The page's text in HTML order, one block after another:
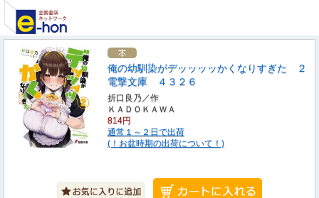
俺の幼馴染がデッッッッかくなりすぎた ２
電撃文庫 ４３２６
折口良乃／作
ＫＡＤＯＫＡＷＡ
814円
通常１～２日で出荷
(！お盆時期の出荷について！)